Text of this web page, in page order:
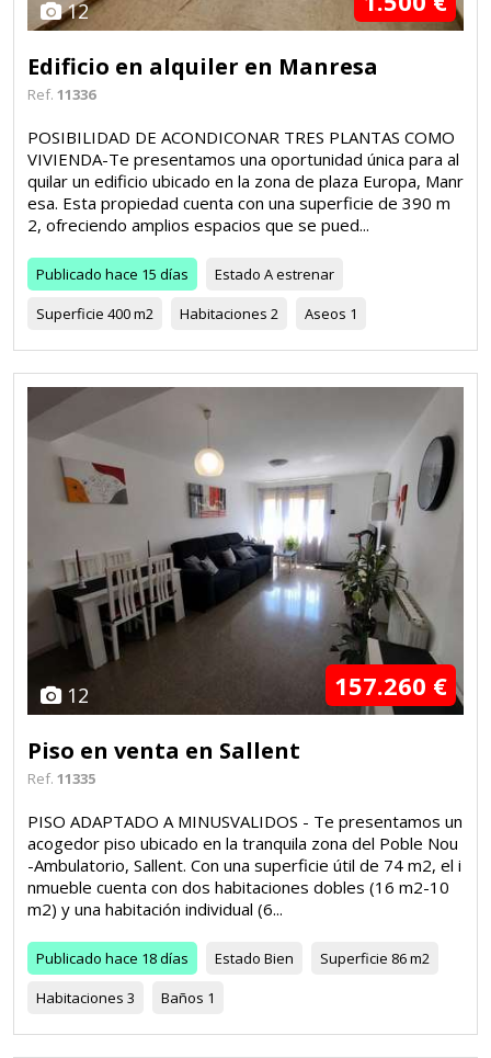
12
Edificio en alquiler en Manresa
Ref. 11336
POSIBILIDAD DE ACONDICONAR TRES PLANTAS COMO
VIVIENDA-Te presentamos una oportunidad única para al
quilar un edificio ubicado en la zona de plaza Europa, Manr
esa. Esta propiedad cuenta con una superficie de 390 m
2, ofreciendo amplios espacios que se pued...
Publicado hace 15 días Estado A estrenar
Superficie 400 m2 Habitaciones 2 Aseos 1
12 157.260 €
Piso en venta en Sallent
Ref. 11335
PISO ADAPTADO A MINUSVALIDOS - Te presentamos un
acogedor piso ubicado en la tranquila zona del Poble Nou
-Ambulatorio, Sallent. Con una superficie útil de 74 m2, el i
nmueble cuenta con dos habitaciones dobles (16 m2-10
m2) y una habitación individual (6...
Publicado hace 18 días Estado Bien Superficie 86 m2
Habitaciones 3 Baños 1